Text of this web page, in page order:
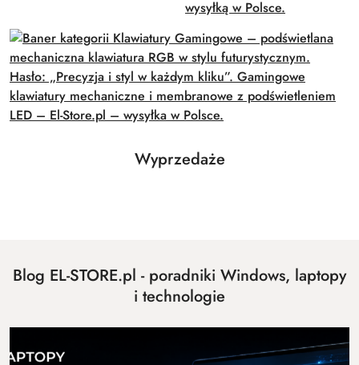
Pomiń karuzelę produktów
Produkty
Wyprzedaże
Blog EL-STORE.pl - poradniki Windows, laptopy
i technologie